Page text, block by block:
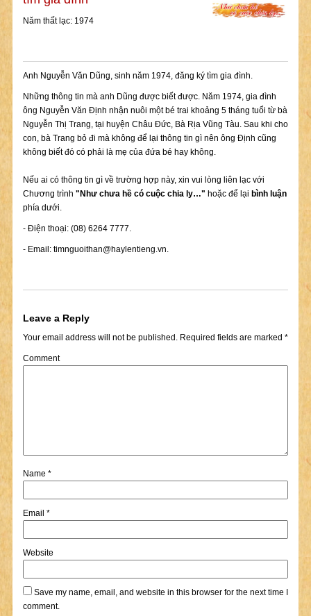
Năm thất lạc: 1974
Anh Nguyễn Văn Dũng, sinh năm 1974, đăng ký tìm gia đình.
Những thông tin mà anh Dũng được biết được. Năm 1974, gia đình
ông Nguyễn Văn Định nhận nuôi một bé trai khoảng 5 tháng tuổi từ bà
Nguyễn Thị Trang, tại huyện Châu Đức, Bà Rịa Vũng Tàu. Sau khi cho
con, bà Trang bỏ đi mà không để lại thông tin gì nên ông Định cũng
không biết đó có phải là mẹ của đứa bé hay không.
Nếu ai có thông tin gì về trường hợp này, xin vui lòng liên lạc với
Chương trình "Như chưa hề có cuộc chia ly…" hoặc để lại bình luận
phía dưới.
- Điện thoại: (08) 6264 7777.
- Email: timnguoithan@haylentieng.vn
Leave a Reply
Your email address will not be published. Required fields are marked *
Comment
Name *
Email *
Website
Save my name, email, and website in this browser for the next time I
comment.